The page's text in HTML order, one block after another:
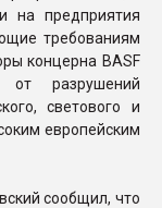
на предприятия
требованиям
концерна BASF
разрушений
светового и
европейским
сообщил, что